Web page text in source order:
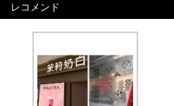
レコメンド